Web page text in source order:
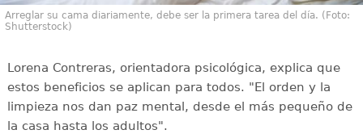
Arreglar su cama diariamente, debe ser la primera tarea del día. (Foto:
Shutterstock)
Lorena Contreras, orientadora psicológica, explica que
estos beneficios se aplican para todos. "El orden y la
limpieza nos dan paz mental, desde el más pequeño de
la casa hasta los adultos".